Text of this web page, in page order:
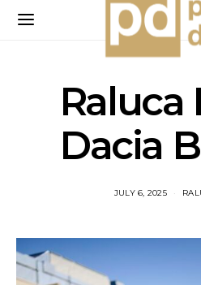
Raluca
Dacia
JULY 6, 2025